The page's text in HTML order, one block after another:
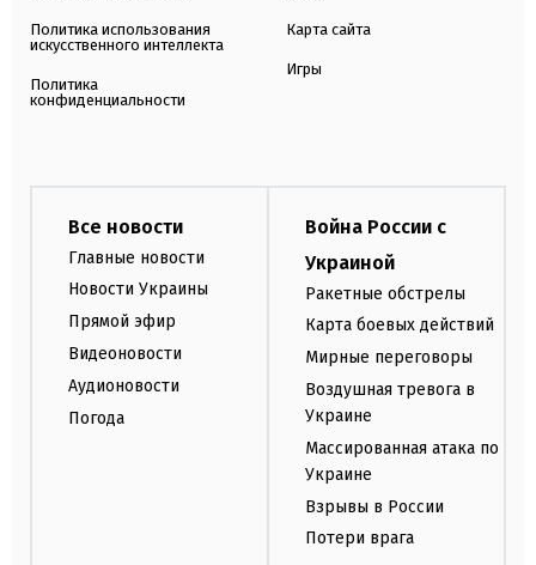
Политика использования
искусственного интеллекта
Политика
конфиденциальности
Карта сайта
Игры
Все новости
Главные новости
Новости Украины
Прямой эфир
Видеоновости
Аудионовости
Погода
Война России с
Украиной
Ракетные обстрелы
Карта боевых действий
Мирные переговоры
Воздушная тревога в
Украине
Массированная атака по
Украине
Взрывы в России
Потери врага